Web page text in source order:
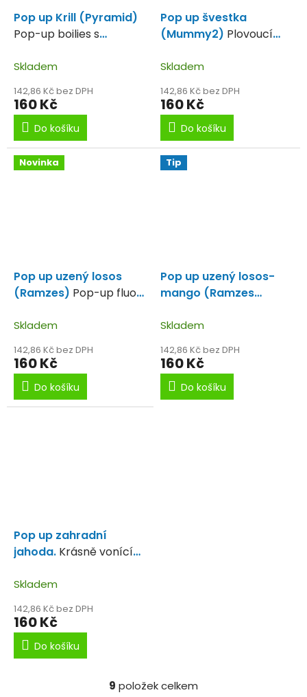
Pop up Krill (Pyramid)
Pop-up boilies s
dlouho plavat s příchutí
Skladem
142,86 Kč bez DPH
160 Kč
Do košíku
Pop up švestka
(Mummy2) Plovoucí
švestky, chobotnice,
Skladem
142,86 Kč bez DPH
160 Kč
Do košíku
Novinka
Pop up uzený losos
(Ramzes) Pop-up fluo
schopností dlouho
plavat s příchutí
uzeného lososa.
Skladem
142,86 Kč bez DPH
160 Kč
Do košíku
Tip
Pop up uzený losos-
mango (Ramzes
příchutí uzeného lososa
a manga.
Skladem
142,86 Kč bez DPH
160 Kč
Do košíku
Pop up zahradní
jahoda. Krásně vonící
Skladem
142,86 Kč bez DPH
160 Kč
Do košíku
O
9 položek celkem